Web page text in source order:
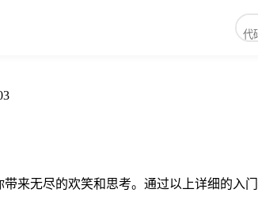
来无尽的欢笑和思考。通过以上详细的